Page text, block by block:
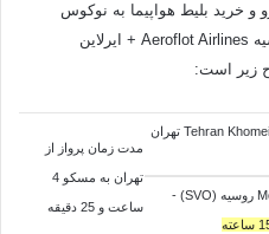
خرید بلیط هواپیما به نوکوس
ازبکستان بوسیله ایرلاین ایرفلوت روسیه Aeroflot Airlines + ایرلاین
فرودگاه امام خمینی Tehran Khomeini تهران
مدت زمان پرواز از
تهران به مسکو 4
ساعت و 25 دقیقه